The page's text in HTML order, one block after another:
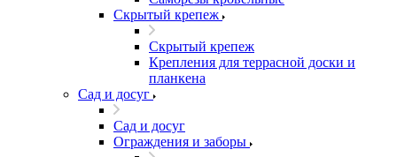
Скрытый крепеж
Скрытый крепеж
Крепления для террасной доски и
планкена
Сад и досуг
Сад и досуг
Ограждения и заборы